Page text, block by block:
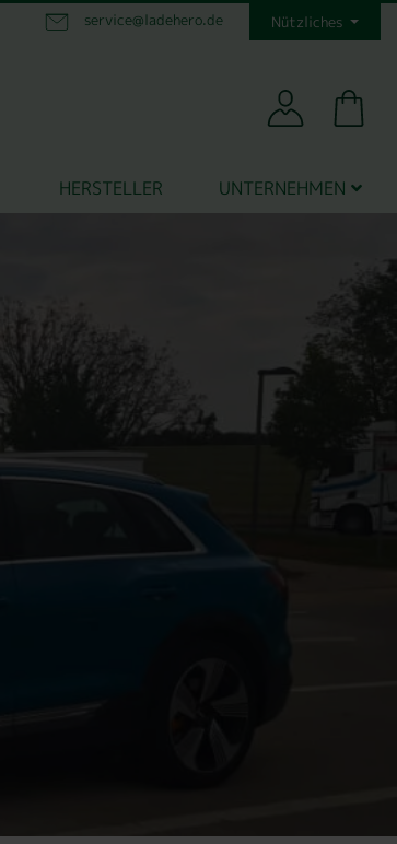
service@ladehero.de Nützliches
HERSTELLER UNTERNEHMEN